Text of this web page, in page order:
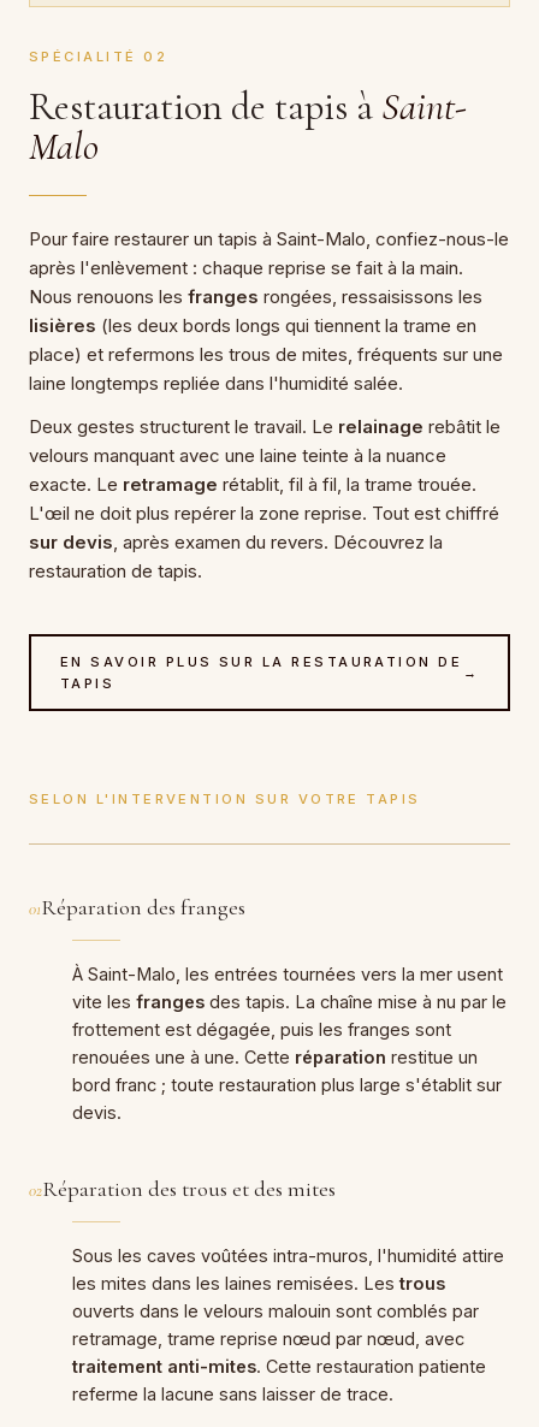
SPÉCIALITÉ 02
Restauration de tapis à Saint-
Malo
Pour faire restaurer un tapis à Saint-Malo, confiez-nous-le
après l'enlèvement : chaque reprise se fait à la main.
Nous renouons les franges rongées, ressaisissons les
lisières (les deux bords longs qui tiennent la trame en
place) et refermons les trous de mites, fréquents sur une
laine longtemps repliée dans l'humidité salée.
Deux gestes structurent le travail. Le relainage rebâtit le
velours manquant avec une laine teinte à la nuance
exacte. Le retramage rétablit, fil à fil, la trame trouée.
L'œil ne doit plus repérer la zone reprise. Tout est chiffré
sur devis, après examen du revers. Découvrez la
restauration de tapis.
EN SAVOIR PLUS SUR LA RESTAURATION DE
TAPIS
→
SELON L'INTERVENTION SUR VOTRE TAPIS
01Réparation des franges
À Saint-Malo, les entrées tournées vers la mer usent
vite les franges des tapis. La chaîne mise à nu par le
frottement est dégagée, puis les franges sont
renouées une à une. Cette réparation restitue un
bord franc ; toute restauration plus large s'établit sur
devis.
02Réparation des trous et des mites
Sous les caves voûtées intra-muros, l'humidité attire
les mites dans les laines remisées. Lestrous
ouverts dans le velours malouin sont comblés par
retramage, trame reprise nœud par nœud, avec
traitement anti-mites. Cette restauration patiente
referme la lacune sans laisser de trace.